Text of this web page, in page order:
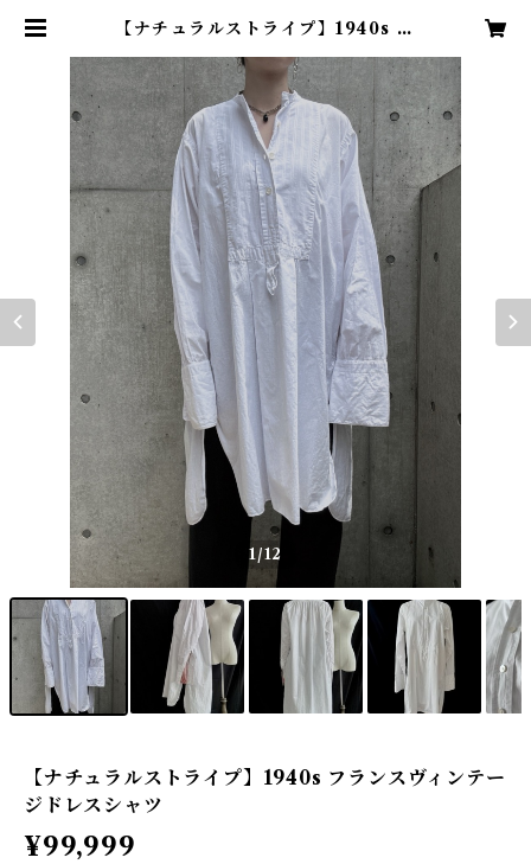
【ナチュラルストライプ】1940s フ
TENN vintage
1/12
【ナチュラルストライプ】1940s フランスヴィンテー
ジドレスシャツ
¥99,999